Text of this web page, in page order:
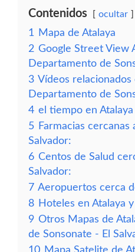
Contenidos ocultar
1
Mapa de Atalaya
2 Google Street View
Departamento de
3 Vídeos relacionados
Departamento de
4 el tiempo en Atalaya
5 Farmacias cercanas
Salvador:
6 Centos de Salud
Salvador:
7 Aeropuertos cerca
8 Hoteles en Atalaya
9 Otros Mapas de
de Sonsonate - El
10 Mapa Satelite de